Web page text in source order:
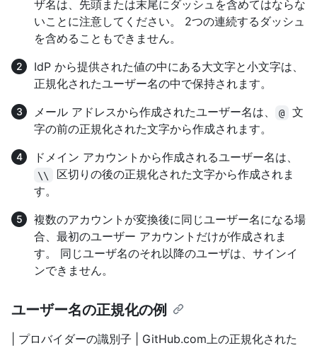
ザ名は、先頭または末尾にダッシュを含めてはならな
いことに注意してください。 2つの連続するダッシュ
を含めることもできません。
IdP から提供された値の中にある大文字と小文字は、
正規化されたユーザー名の中で保持されます。
メール アドレスから作成されたユーザー名は、
@
文
字の前の正規化された文字から作成されます。
ドメイン アカウントから作成されるユーザー名は、
\\
区切りの後の正規化された文字から作成されま
す。
複数のアカウントが変換後に同じユーザー名になる場
合、最初のユーザー アカウントだけが作成されま
す。 同じユーザ名のそれ以降のユーザは、サインイ
ンできません。
ユーザー名の正規化の例
| プロバイダーの識別子 | GitHub.com上の正規化された